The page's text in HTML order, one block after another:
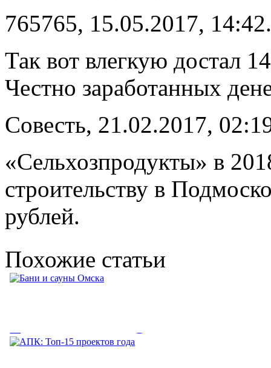
765765, 15.05.2017, 14:42.
Так вот влегкую достал
Честно заработанных
Совесть, 21.02.2017,
«Сельхозпродукты» в
строительству в
рублей.
Похожие статьи
Бани и сауны Омска